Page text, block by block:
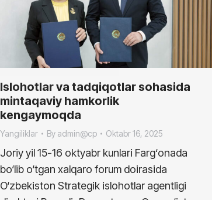
Islohotlar va tadqiqotlar sohasida
mintaqaviy hamkorlik
kengaymoqda
Yangiliklar By admin@cp Oktabr 16, 2025
Joriy yil 15-16 oktyabr kunlari Farg‘onada
bo‘lib o‘tgan xalqaro forum doirasida
O‘zbekiston Strategik islohotlar agentligi